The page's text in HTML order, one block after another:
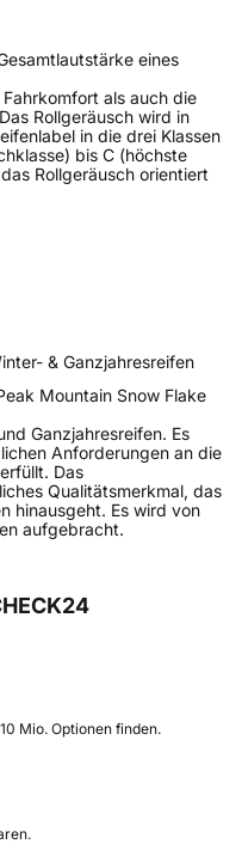
eines
als auch die
Rollgeräusch wird in
in die drei Klassen
bis C (höchste
Rollgeräusch orientiert
& Ganzjahresreifen
Mountain Snow Flake
Ganzjahresreifen. Es
Anforderungen an die
Das
Qualitätsmerkmal, das
hinausgeht. Es wird von
aufgebracht.
Mio. Optionen finden.